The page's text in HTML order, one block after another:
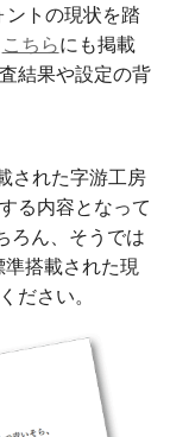
ントの現状を踏
こちらにも掲載
結果や設定の背
された字游工房
る内容となって
ろん、そうでは
搭載された現
ださい。